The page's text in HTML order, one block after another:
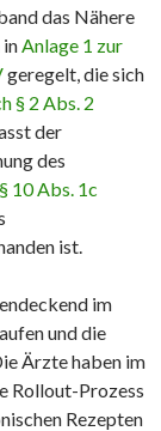
das Nähere
Anlage 1 zur
geregelt, die sich
§ 2 Abs. 2
der
des
§ 10 Abs. 1c
ist.
im
und die
Ärzte haben im
Rollout-Prozess
Rezepten